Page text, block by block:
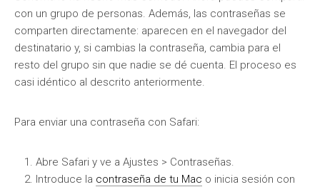
con un grupo de personas. Además, las contraseñas se
comparten directamente: aparecen en el navegador del
destinatario y, si cambias la contraseña, cambia para el
resto del grupo sin que nadie se dé cuenta. El proceso es
casi idéntico al descrito anteriormente.
Para enviar una contraseña con Safari:
Abre Safari y ve a Ajustes > Contraseñas.
Introduce la contraseña de tu Mac o inicia sesión con